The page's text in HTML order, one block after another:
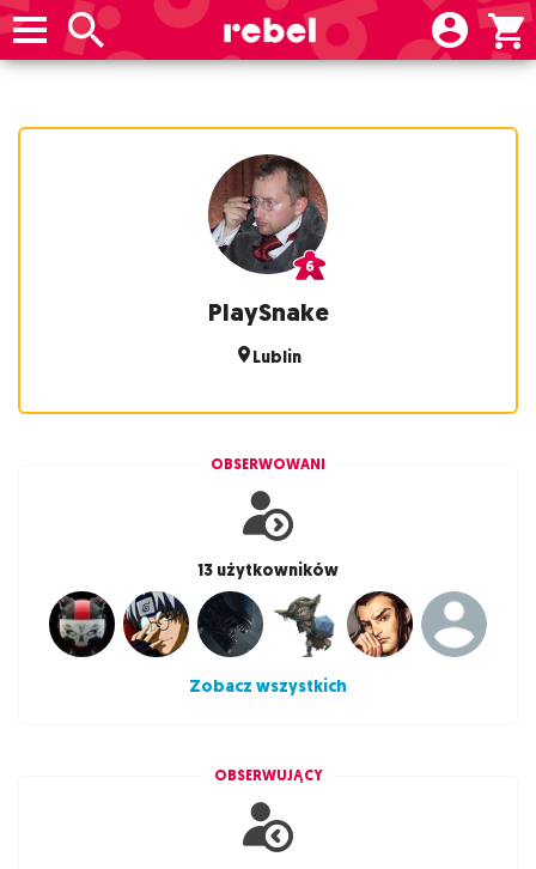
PlaySnake
Lublin
OBSERWOWANI
13 użytkowników
Zobacz wszystkich
OBSERWUJĄCY